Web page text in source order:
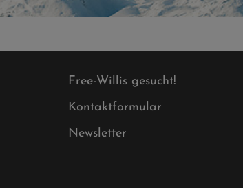
Free-Willis gesucht!
Kontaktformular
Newsletter